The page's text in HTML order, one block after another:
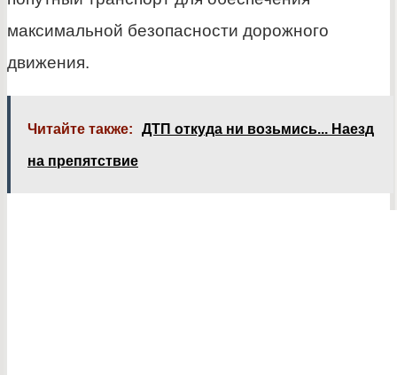
максимальной безопасности дорожного
движения.
Читайте также: ДТП откуда ни возьмись... Наезд
на препятствие